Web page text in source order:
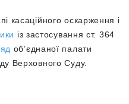
касаційного оскарження і
із застосування ст. 364
обʼєднаної палати
Верховного Суду.